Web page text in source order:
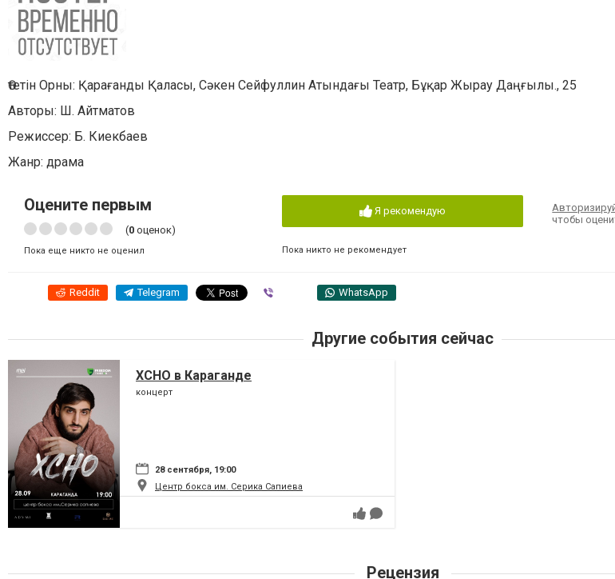
Өтетін Орны: Қарағанды Қаласы, Сәкен Сейфуллин Атындағы Театр, Бұқар Жырау Даңғылы., 25
Авторы: Ш. Айтматов
Режиссер: Б. Киекбаев
Жанр: драма
Оцените первым
(0 оценок)
Пока еще никто не оценил
Я рекомендую
Пока никто не рекомендует
чтобы
Reddit Telegram WhatsApp
Другие события сейчас
XCHO в Караганде
концерт
28 сентября, 19:00
Центр бокса им. Серика Сапиева
Рецензия